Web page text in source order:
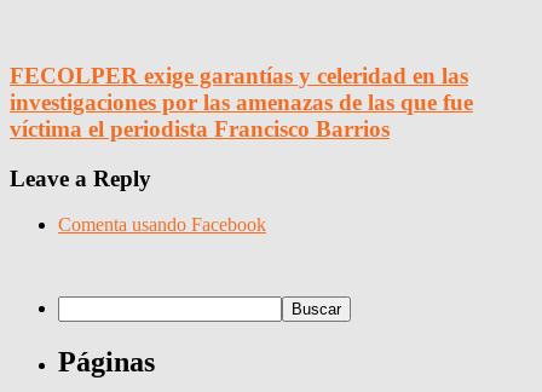
FECOLPER exige garantías y celeridad en las
investigaciones por las amenazas de las que fue
víctima el periodista Francisco Barrios
Leave a Reply
Comenta usando Facebook
Páginas